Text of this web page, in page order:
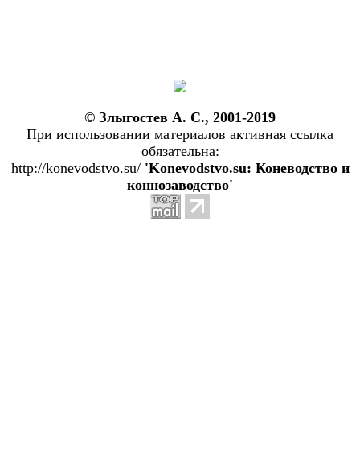
© Злыгостев А. С., 2001-2019
При использовании материалов активная ссылка
обязательна:
http://konevodstvo.su/ 'Konevodstvo.su: Коневодство и
коннозаводство'